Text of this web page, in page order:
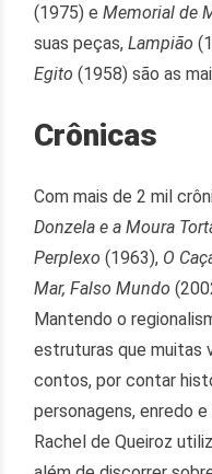
(1975) eMemorial de
suas peças,Lampião
Egito(1958) são as
Crônicas
Com mais de 2 mil
Donzela e a Moura
Perplexo (1963), O
Mar, Falso Mundo
Mantendo o
estruturas que muitas
contos, por contar
personagens, enredo e
Rachel de Queiroz